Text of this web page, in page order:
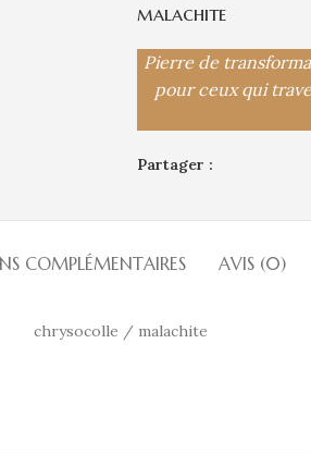
malachite
Pierre de
pour ceux qui
Partager :
COMPLÉMENTAIRES AVIS (0)
chrysocolle / malachite